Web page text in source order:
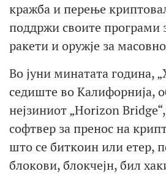
кражба и перење
поддржи своите програми
ракети и оружје за
Во јуни минатата година,
седиште во Калифорнија,
нејзиниот „Horizon
софтвер за пренос на
што се биткоин или етер,
блокови, блокчејн, бил